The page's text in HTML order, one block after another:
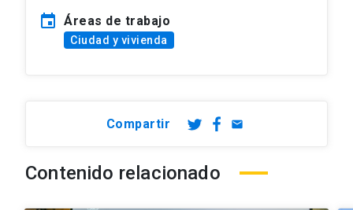
event Áreas de trabajo
Ciudad y vivienda
Compartir email
Contenido relacionado